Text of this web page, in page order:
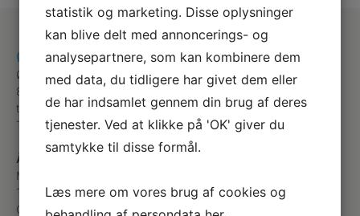
Østergade fodterapi
Østergade 14,1
8600 Silkeborg
terapifod@gmail.com
Telefon+45 22 10 70 71
Åbningstider
Mandag
Tirsdag
08:00 – 16:00
Onsdag
08:00 – 17:00
statistik og marketing. Disse oplysninger
kan blive delt med annoncerings- og
analysepartnere, som kan kombinere dem
med data, du tidligere har givet dem eller
de har indsamlet gennem din brug af deres
tjenester. Ved at klikke på 'OK' giver du
samtykke til disse formål.
Læs mere om vores brug af cookies og